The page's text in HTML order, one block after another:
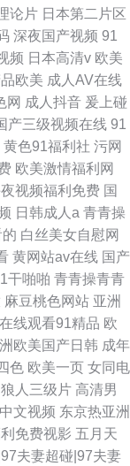
论片 日本第二片区
深夜国产视频 91
频 日本高清v 欧美
欧美 成人AV在线
网 成人抖音 爰上碰
产三级视频在线 91
黄色91福利社 污网
欧美激情福利网
视频福利免费 国
日韩成人a 青青操
白丝美女自慰网
黄网站av在线 国产
干啪啪 青青操青青
麻豆桃色网站 亚洲
在线观看91精品 欧
欧美国产日韩 成年
色 欧美一页 女同电
狼人三级片 高清男
文视频 东京热亚洲
免费视影 五月天
夫妻超碰|97夫妻